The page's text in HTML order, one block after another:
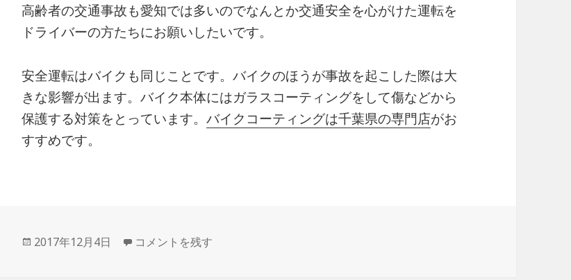
高齢者の交通事故も愛知では多いのでなんとか交通安全を心がけた運転を
ドライバーの方たちにお願いしたいです。
安全運転はバイクも同じことです。バイクのほうが事故を起こした際は大
きな影響が出ます。バイク本体にはガラスコーティングをして傷などから
保護する対策をとっています。バイクコーティングは千葉県の専門店がお
すすめです。
投
2017年12月4日 安全運転を心がけて に
コメントを残す